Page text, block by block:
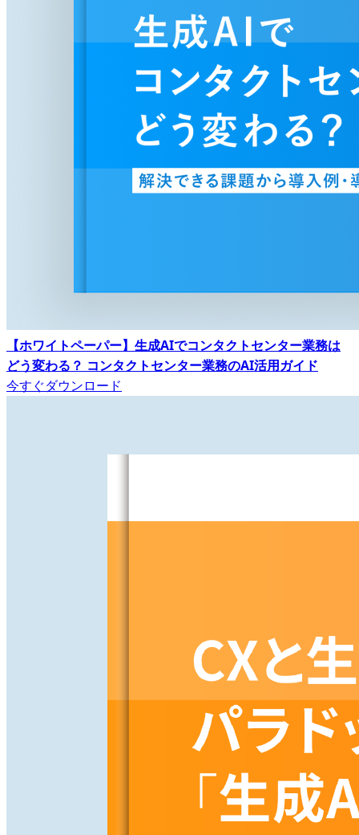
【ホワイトペーパー】生成AIでコンタクトセンター業務は
どう変わる？ コンタクトセンター業務のAI活用ガイド
今すぐダウンロード